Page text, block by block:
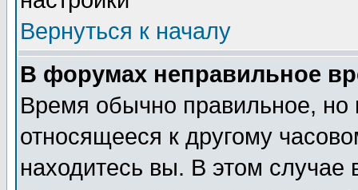
Вернуться к началу
В форумах неправильное
Время обычно правильное,
относящееся к другому
находитесь вы. В этом